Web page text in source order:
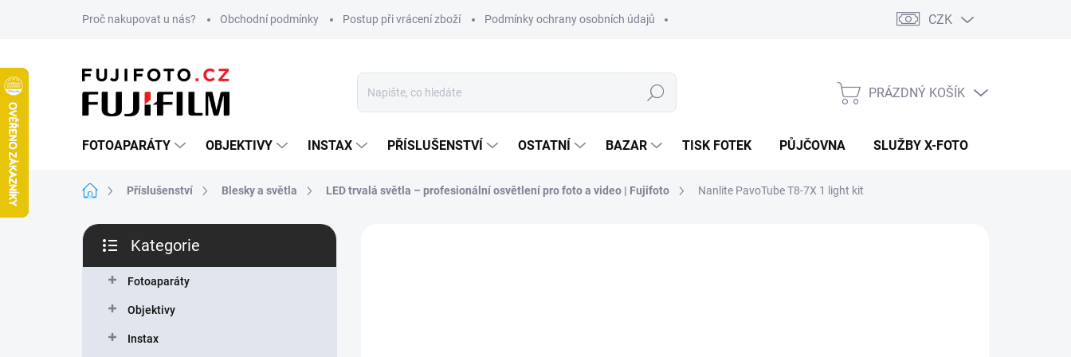
Proč nakupovat u nás? Obchodní podmínky Postup při vrácení zboží Podmínky ochrany osobních údajů CZK
Hledat
NÁKUPNÍ
PRÁZDNÝ KOŠÍK
FOTOAPARÁTY OBJEKTIVY INSTAX PŘÍSLUŠENSTVÍ OSTATNÍ BAZAR TISK FOTEK PŮJČOVNA SLUŽBY X-FOTO
Domů Příslušenství Blesky a světla LED trvalá světla – profesionální osvětlení pro foto a video | Fujifoto Nanlite PavoTube T8-7X 1 light kit
P
s
kategorie
Kategorie
Fotoaparáty
Objektivy
Instax